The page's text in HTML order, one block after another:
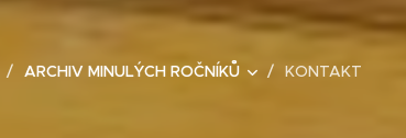
ARCHIV MINULÝCH ROČNÍKŮ KONTAKT